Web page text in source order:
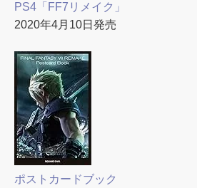
PS4「FF7リメイク」
2020年4月10日発売
ポストカードブック